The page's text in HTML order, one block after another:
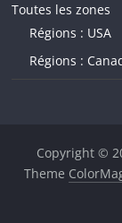
Toutes les zones
Régions : USA
Régions :
Copyright ©
Theme